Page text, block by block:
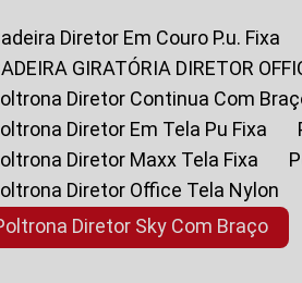
Cadeira Diretor Em Couro P.u. Fixa
CADEIRA GIRATÓRIA DIRETOR
Poltrona Diretor Continua Com
Poltrona Diretor Em Tela Pu Fixa
Poltrona Diretor Maxx Tela Fixa
Poltrona Diretor Office Tela Nylon
Poltrona Diretor Sky Com Braço